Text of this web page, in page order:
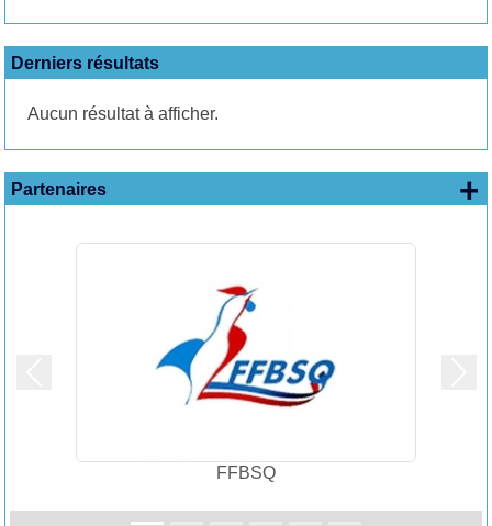
Derniers résultats
Aucun résultat à afficher.
Partenaires
FFBSQ
+